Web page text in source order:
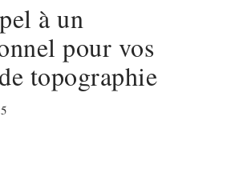
à un
pour vos
topographie